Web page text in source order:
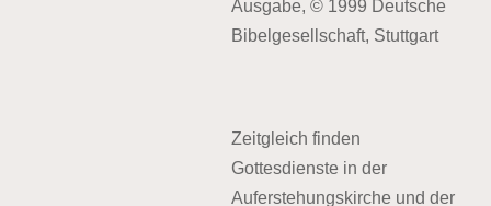
Ausgabe, © 1999 Deutsche
Bibelgesellschaft, Stuttgart
Zeitgleich finden
Gottesdienste in der
Auferstehungskirche und der